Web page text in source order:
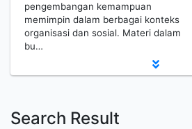
pengembangan kemampuan
memimpin dalam berbagai konteks
organisasi dan sosial. Materi dalam
bu…
Search Result